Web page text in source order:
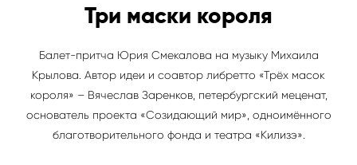
Три маски короля
Балет-притча Юрия Смекалова на музыку Михаила
Крылова. Автор идеи и соавтор либретто «Трёх масок
короля» – Вячеслав Заренков, петербургский меценат,
основатель проекта «Созидающий мир», одноимённого
благотворительного фонда и театра «Килизэ».